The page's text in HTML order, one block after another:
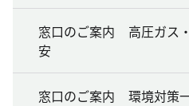
窓口のご案内 高圧ガス
安
窓口のご案内 環境対策